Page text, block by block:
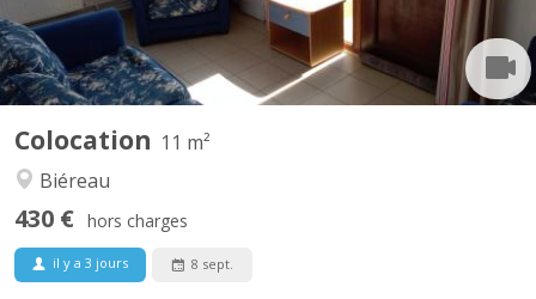
Colocation 11 m²
Biéreau
430 € hors charges
il y a 3 jours 8 sept.